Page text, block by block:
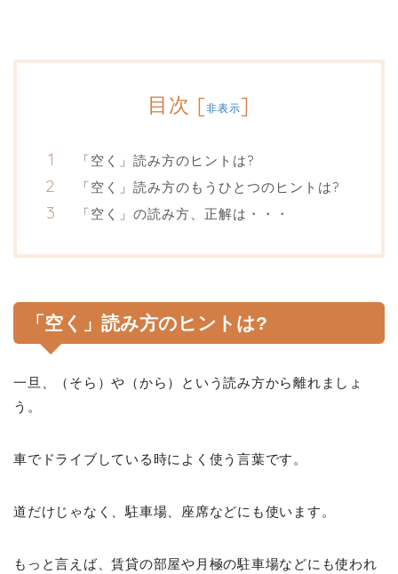
目次 [非表示]
「空く」読み方のヒントは?
「空く」読み方のもうひとつのヒントは?
「空く」の読み方、正解は・・・
「空く」読み方のヒントは?
一旦、（そら）や（から）という読み方から離れましょ
う。
車でドライブしている時によく使う言葉です。
道だけじゃなく、駐車場、座席などにも使います。
もっと言えば、賃貸の部屋や月極の駐車場などにも使われ